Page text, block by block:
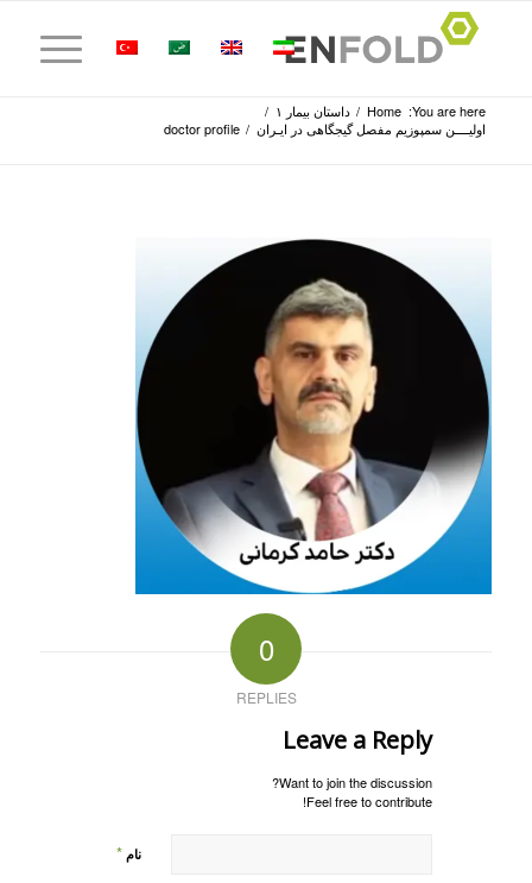
You are here:
Home
/ داستان بیمار ۱
/
اولیــــن سمپوزیم مفصل گیجگاهی در ایـران /
doctor profile
0
REPLIES
Leave a Reply
Want to join the discussion?
Feel free to contribute!
نام *